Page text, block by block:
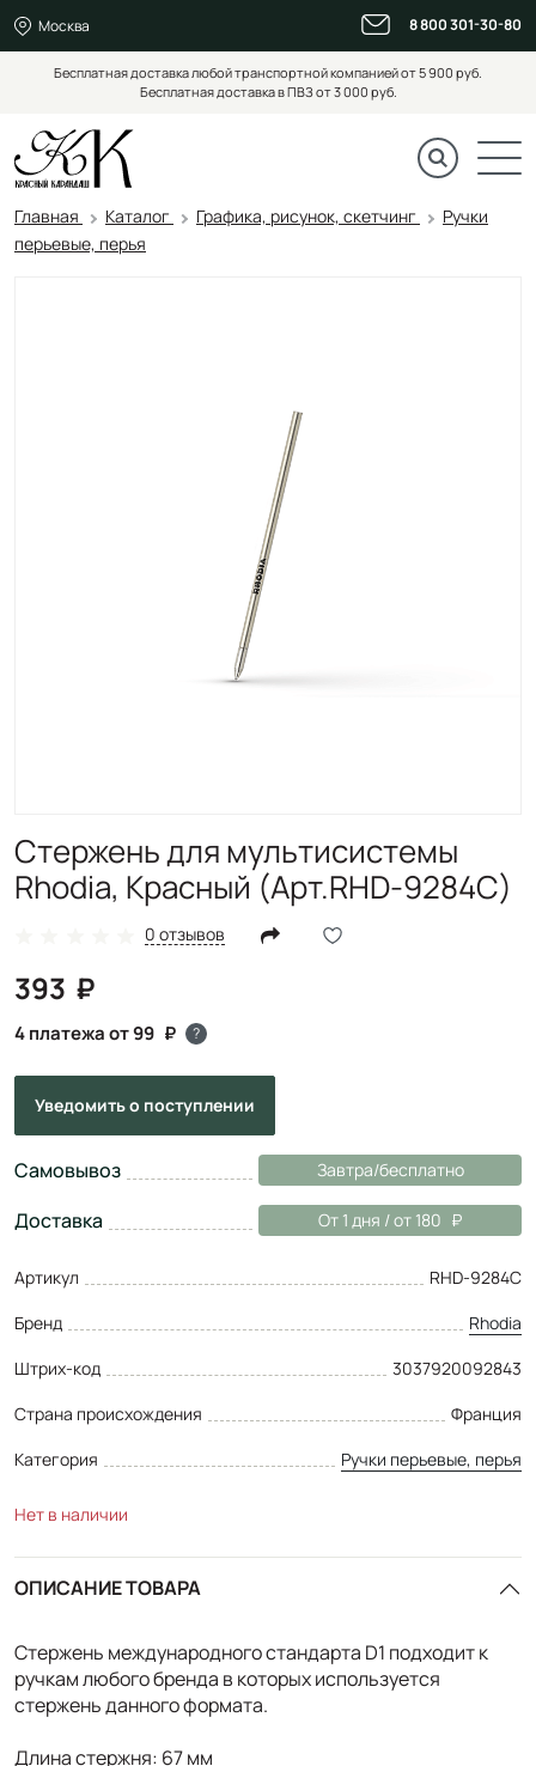
Москва 8 800 301-30-80
Бесплатная доставка любой транспортной компанией от 5 900 руб.
Бесплатная доставка в ПВЗ от 3 000 руб.
Главная Каталог Графика, рисунок, скетчинг
Ручки
перьевые, перья
Стержень для мультисистемы
Rhodia, Красный (Арт.RHD-9284C)
0 отзывов
393
4 платежа от 99 ?
Уведомитьо поступлении
Самовывоз Завтра/бесплатно
Доставка От 1 дня / от 180
Артикул
RHD-9284C
Бренд
Rhodia
Штрих-код
3037920092843
Страна происхождения
Франция
Категория
Ручки перьевые, перья
Нет в наличии
ОПИСАНИЕ ТОВАРА
Стержень международного стандарта D1 подходит к
ручкам любого бренда в которых используется
стержень данного формата.
Длина стержня: 67 мм